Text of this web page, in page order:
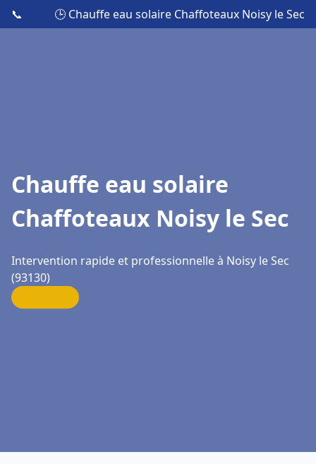
📞 🕒 Chauffe eau solaire Chaffoteaux Noisy le Sec
Chauffe eau solaire
Chaffoteaux Noisy le Sec
Intervention rapide et professionnelle à Noisy le Sec
(93130)